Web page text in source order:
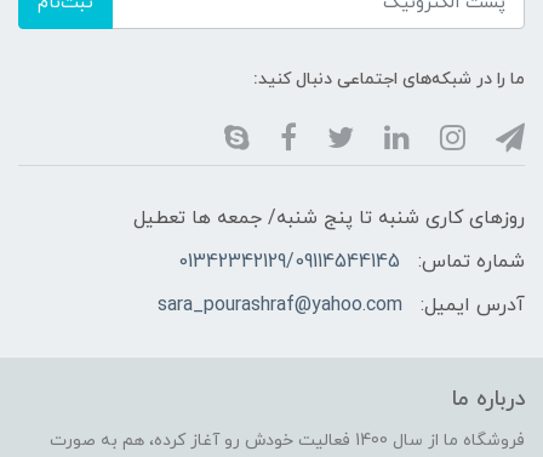
ما را در شبکه‌های اجتماعی دنبال کنید:
روزهای کاری شنبه تا پنج شنبه/ جمعه ها تعطیل
شماره تماس:
01342342129/09114544145
آدرس ایمیل:
sara_pourashraf@yahoo.com
درباره ما
فروشگاه ما از سال 1400 فعالیت خودش رو آغاز کرده، هم به صورت